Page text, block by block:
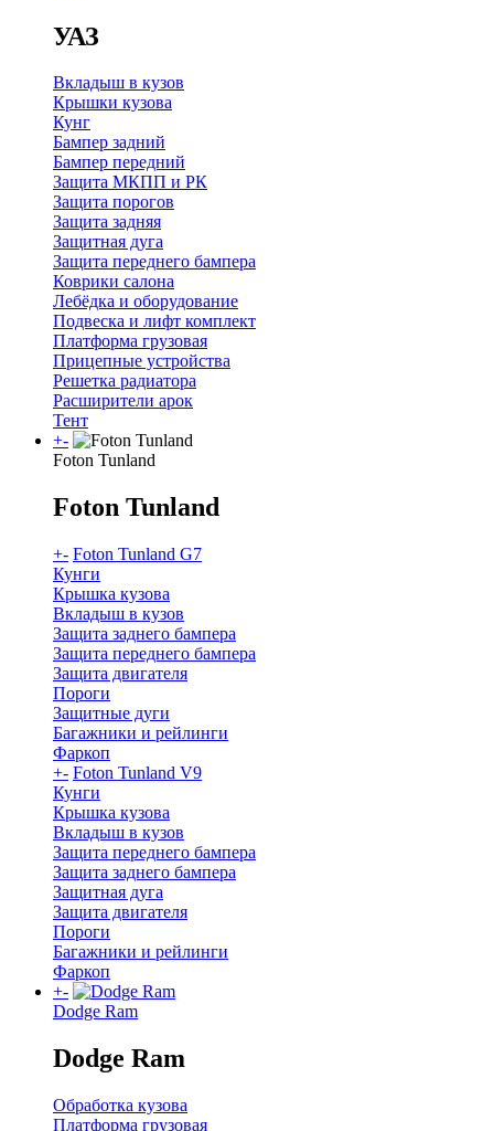
УАЗ
Вкладыш в кузов
Крышки кузова
Кунг
Бампер задний
Бампер передний
Защита МКПП и РК
Защита порогов
Защита задняя
Защитная дуга
Защита переднего бампера
Коврики салона
Лебёдка и оборудование
Подвеска и лифт комплект
Платформа грузовая
Прицепные устройства
Решетка радиатора
Расширители арок
Тент
+-
Foton Tunland
Foton Tunland
+- Foton Tunland G7
Кунги
Крышка кузова
Вкладыш в кузов
Защита заднего бампера
Защита переднего бампера
Защита двигателя
Пороги
Защитные дуги
Багажники и рейлинги
Фаркоп
+- Foton Tunland V9
Кунги
Крышка кузова
Вкладыш в кузов
Защита переднего бампера
Защита заднего бампера
Защитная дуга
Защита двигателя
Пороги
Багажники и рейлинги
Фаркоп
+-
Dodge Ram
Dodge Ram
Обработка кузова
Платформа грузовая